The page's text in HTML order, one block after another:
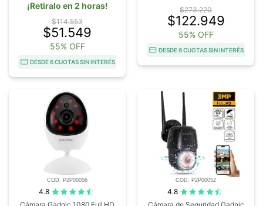
¡Retiralo en 2 horas!
$114.553
$51.549
55% OFF
DESDE 6 CUOTAS SIN INTERÉS
$273.220
$122.949
55% OFF
DESDE 6 CUOTAS SIN INTERÉS
COD. P2P00056
4.8
COD. P2P00052
4.8